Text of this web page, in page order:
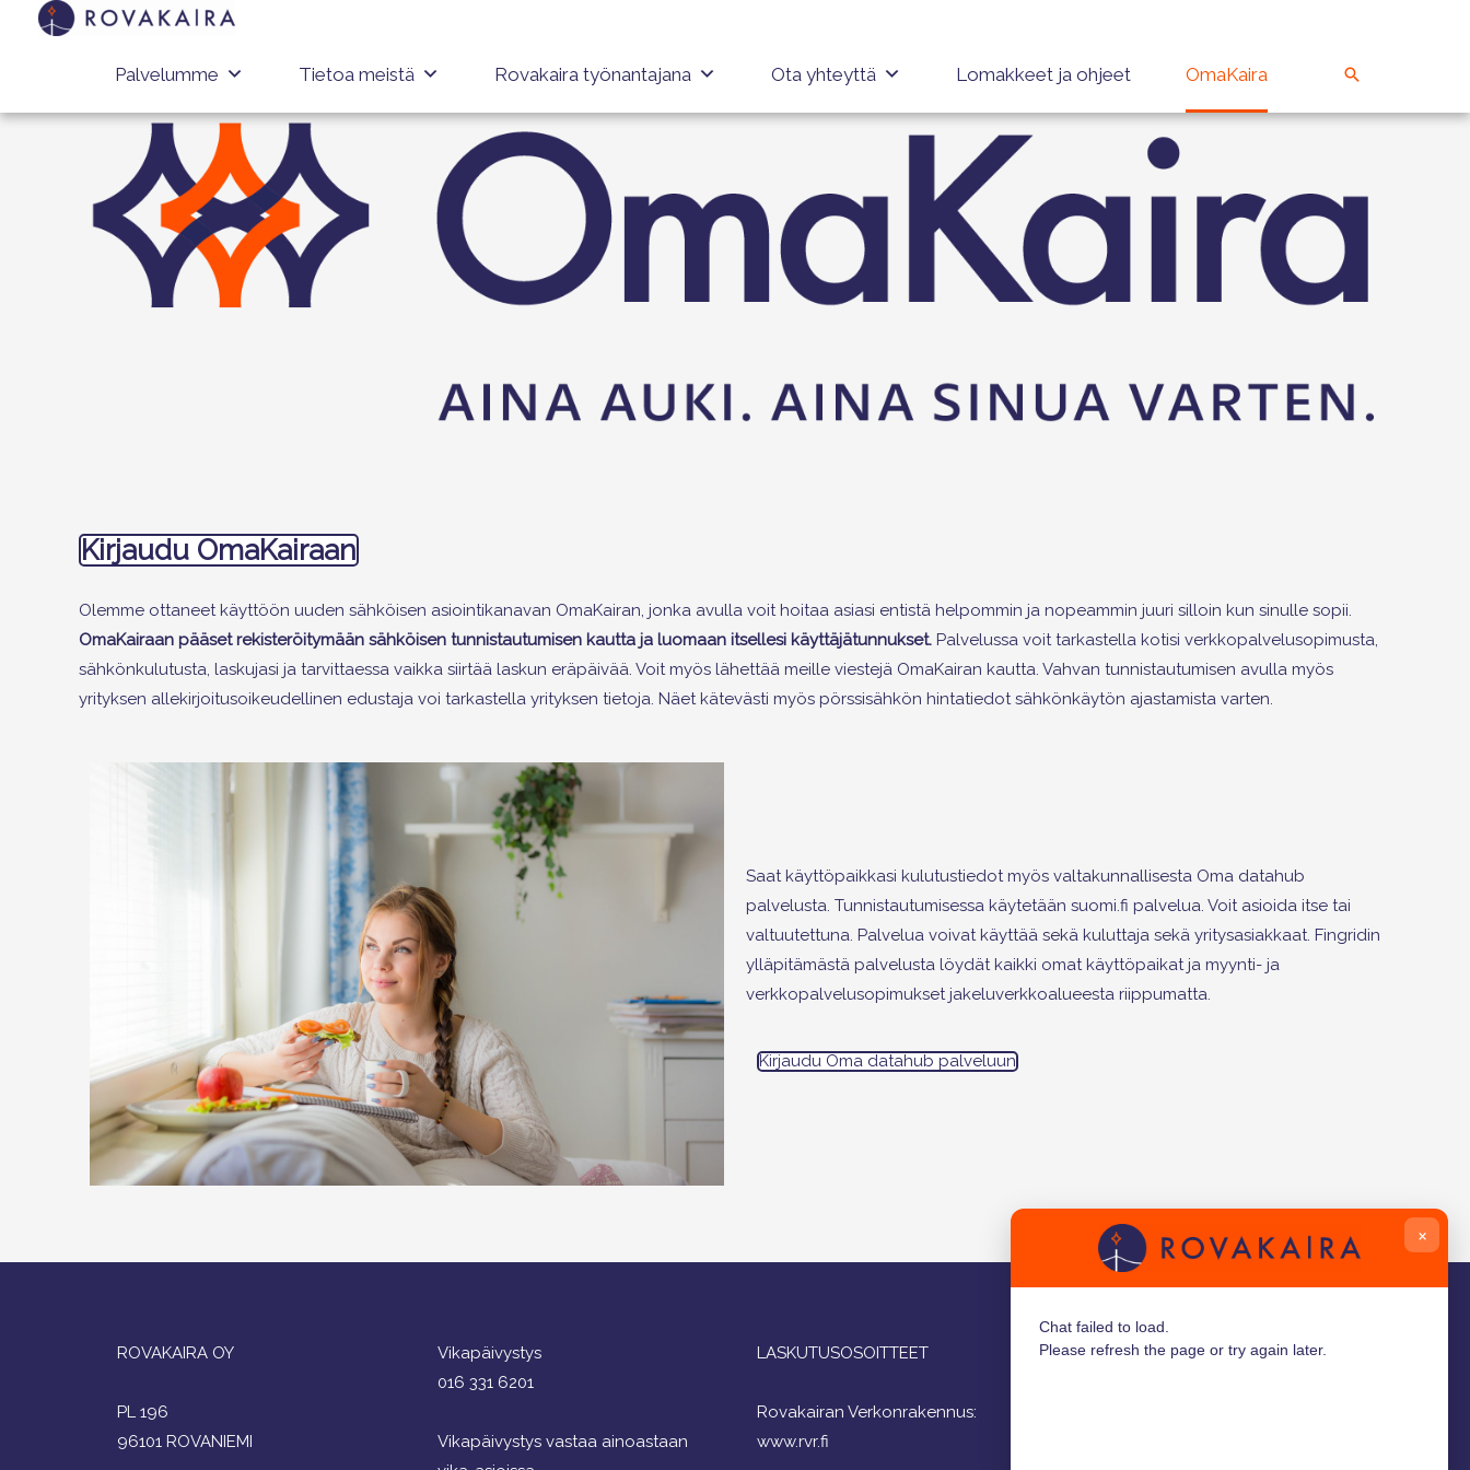
Palvelumme Tietoa meistä Rovakaira työnantajana Ota yhteyttä Lomakkeet ja ohjeet OmaKaira
Kirjaudu OmaKairaan
Olemme ottaneet käyttöön uuden sähköisen asiointikanavan OmaKairan, jonka avulla voit hoitaa asiasi entistä helpommin ja nopeammin juuri silloin kun sinulle sopii.
OmaKairaan pääset rekisteröitymään sähköisen tunnistautumisen kautta ja luomaan itsellesi käyttäjätunnukset. Palvelussa voit tarkastella kotisi verkkopalvelusopimusta,
sähkönkulutusta, laskujasi ja tarvittaessa vaikka siirtää laskun eräpäivää. Voit myös lähettää meille viestejä OmaKairan kautta. Vahvan tunnistautumisen avulla myös
yrityksen allekirjoitusoikeudellinen edustaja voi tarkastella yrityksen tietoja. Näet kätevästi myös pörssisähkön hintatiedot sähkönkäytön ajastamista varten.
Saat käyttöpaikkasi kulutustiedot myös valtakunnallisesta Oma datahub
palvelusta. Tunnistautumisessa käytetään suomi.fi palvelua. Voit asioida itse tai
valtuutettuna. Palvelua voivat käyttää sekä kuluttaja sekä yritysasiakkaat. Fingridin
ylläpitämästä palvelusta löydät kaikki omat käyttöpaikat ja myynti- ja
verkkopalvelusopimukset jakeluverkkoalueesta riippumatta.
Kirjaudu Oma datahub palveluun
ROVAKAIRA OY
PL 196
96101 ROVANIEMI
Vikapäivystys
016 331 6201
Vikapäivystys vastaa ainoastaan
LASKUTUSOSOITTEET
Rovakairan Verkonrakennus:
www.rvr.fi
×
Chat failed to load.
Please refresh the page or try again later.